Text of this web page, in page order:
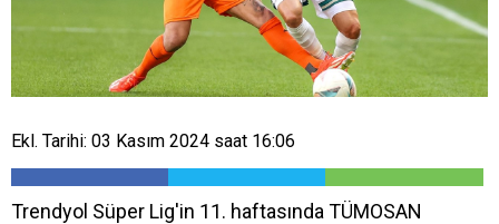
Ekl. Tarihi: 03 Kasım 2024 saat 16:06
Trendyol Süper Lig'in 11. haftasında TÜMOSAN